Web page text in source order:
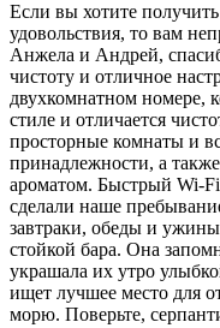
Если вы хотите
удовольствия, то вам
Анжела и Андрей,
чистоту и отличное
двухкомнатном номере,
стиле и отличается
просторные комнаты и
принадлежности, а
ароматом. Быстрый Wi-
сделали наше
завтраки, обеды и ужины
стойкой бара. Она
украшала их утро
ищет лучшее место для
морю. Поверьте,